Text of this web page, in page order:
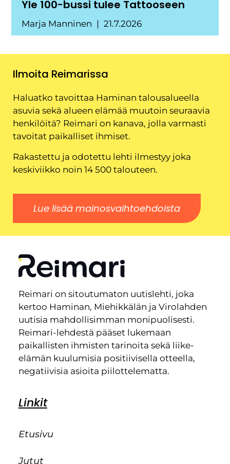
Yle 100-bussi tulee Tattooseen
Marja Manninen 21.7.2026
Ilmoita Reimarissa
Haluatko tavoittaa Haminan talousalueella
asuvia sekä alueen elämää muutoin seuraavia
henkilöitä? Reimari on kanava, jolla varmasti
tavoitat paikalliset ihmiset.
Rakastettu ja odotettu lehti ilmestyy joka
keskiviikko noin 14 500 talouteen.
Lue lisää mainosvaihtoehdoista
Reimari on sitoutumaton uutislehti, joka
kertoo Haminan, Miehikkälän ja Virolahden
uutisia mahdollisimman monipuolisesti.
Reimari-lehdestä pääset lukemaan
paikallisten ihmisten tarinoita sekä liike-
elämän kuulumisia positiivisella otteella,
negatiivisia asioita piilottelematta.
Linkit
Etusivu
Jutut